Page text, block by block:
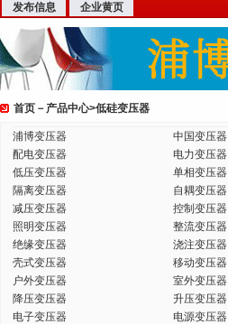
发布信息 企业黄页
首页 － 产品中心>低硅变压器
浦博变压器 中国变压器
配电变压器
电力变压器
低压变压器
单相变压器
隔离变压器
自耦变压器
减压变压器
控制变压器
照明变压器
整流变压器
绝缘变压器
浇注变压器
壳式变压器
移动变压器
户外变压器
室外变压器
降压变压器
升压变压器
电子变压器
电源变压器